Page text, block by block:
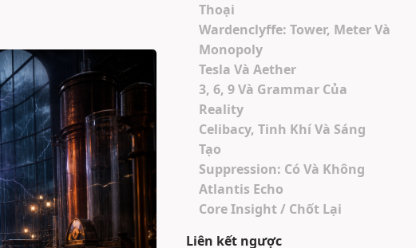
Thoại
Wardenclyffe: Tower, Meter Và
Monopoly
Tesla Và Aether
3, 6, 9 Và Grammar Của
Reality
Celibacy, Tinh Khí Và Sáng
Tạo
Suppression: Có Và Không
Atlantis Echo
Core Insight / Chốt Lại
Liên kết ngược